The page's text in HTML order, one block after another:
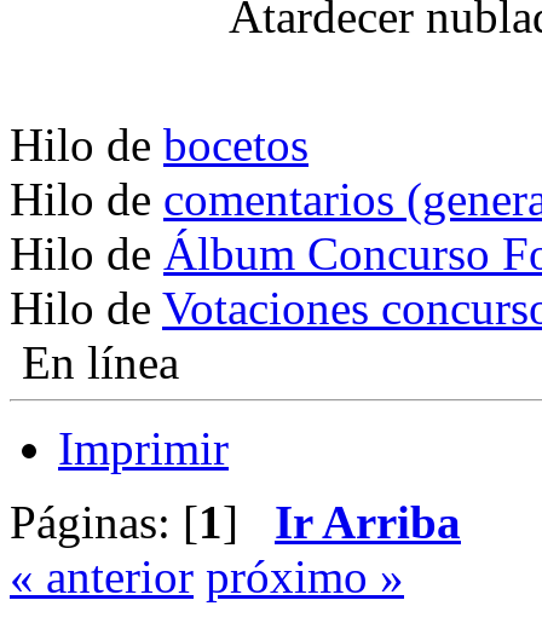
Atardecer
Hilo de bocetos
Hilo de comentarios
Hilo de Álbum Concurso
Hilo de Votaciones
En línea
Imprimir
Páginas: [1] Ir Arriba
« anterior próximo »